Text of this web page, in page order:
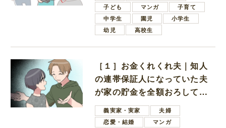
子ども
マンガ
子育て
中学生
園児
小学生
幼児
高校生
［１］お金くれくれ夫｜知人
の連帯保証人になっていた夫
が家の貯金を全額おろしてほ
しいと言ってきた
義実家・実家
夫婦
恋愛・結婚
マンガ